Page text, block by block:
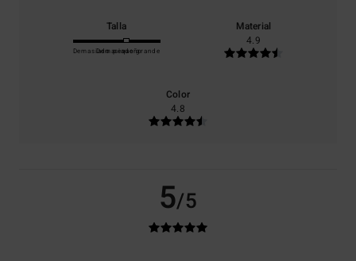
Talla
Demasiado pequeño
Demasiado grande
Material
4.9
Color
4.8
5/5